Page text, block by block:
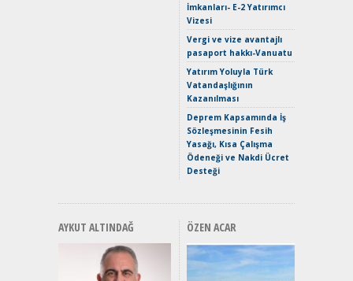
İmkanları- E-2 Yatırımcı
Vizesi
Vergi ve vize avantajlı
pasaport hakkı-Vanuatu
Yatırım Yoluyla Türk
Vatandaşlığının
Kazanılması
Deprem Kapsamında İş
Sözleşmesinin Fesih
Yasağı, Kısa Çalışma
Ödeneği ve Nakdi Ücret
Desteği
AYKUT ALTINDAĞ ÖZEN ACAR